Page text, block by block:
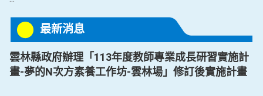
最新消息
雲林縣政府辦理「113年度教師專業成長研習實施計
畫-夢的N次方素養工作坊-雲林場」修訂後實施計畫